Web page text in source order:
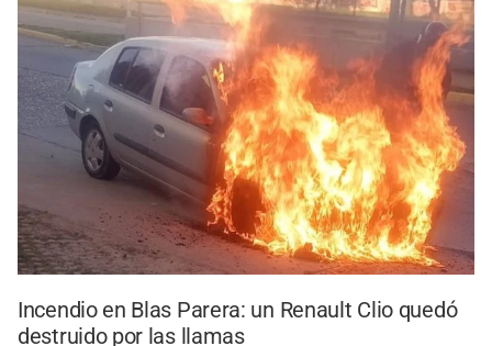
Incendio en Blas Parera: un Renault Clio quedó
destruido por las llamas